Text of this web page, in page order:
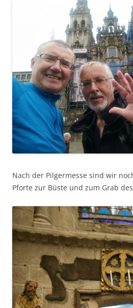
Nach der Pilgermesse sind wir
Pforte zur Büste und zum Grab